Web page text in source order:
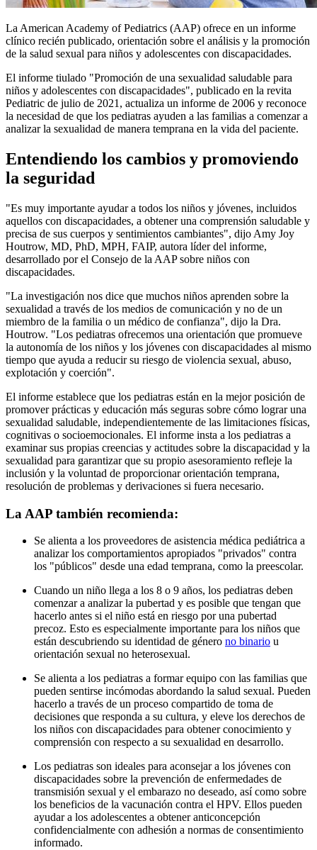
La American Academy of Pediatrics (AAP) ofrece en un informe
clínico recién publicado, orientación sobre el análisis y la promoción
de la salud sexual para niños y adolescentes con discapacidades.
El informe tiulado "Promoción de una sexualidad saludable para
niños y adolescentes con discapacidades", publicado en la revita
Pediatric de julio de 2021, actualiza un informe de 2006 y reconoce
la necesidad de que los pediatras ayuden a las familias a comenzar a
analizar la sexualidad de manera temprana en la vida del paciente.
Entendiendo los cambios y promoviendo
la seguridad
"Es muy importante ayudar a todos los niños y jóvenes, incluidos
aquellos con discapacidades, a obtener una comprensión saludable y
precisa de sus cuerpos y sentimientos cambiantes", dijo Amy Joy
Houtrow, MD, PhD, MPH, FAIP, autora líder del informe,
desarrollado por el Consejo de la AAP sobre niños con
discapacidades.
"La investigación nos dice que muchos niños aprenden sobre la
sexualidad a través de los medios de comunicación y no de un
miembro de la familia o un médico de confianza", dijo la Dra.
Houtrow. "Los pediatras ofrecemos una orientación que promueve
la autonomía de los niños y los jóvenes con discapacidades al mismo
tiempo que ayuda a reducir su riesgo de violencia sexual, abuso,
explotación y coerción".
El informe establece que los pediatras están en la mejor posición de
promover prácticas y educación más seguras sobre cómo lograr una
sexualidad saludable, independientemente de las limitaciones físicas,
cognitivas o socioemocionales. El informe insta a los pediatras a
examinar sus propias creencias y actitudes sobre la discapacidad y la
sexualidad para garantizar que su propio asesoramiento refleje la
inclusión y la voluntad de proporcionar orientación temprana,
resolución de problemas y derivaciones si fuera necesario.
La AAP también recomienda:
Se alienta a los proveedores de asistencia médica pediátrica a
analizar los comportamientos apropiados "privados" contra
los "públicos" desde una edad temprana, como la preescolar.
Cuando un niño llega a los 8 o 9 años, los pediatras deben
comenzar a analizar la pubertad y es posible que tengan que
hacerlo antes si el niño está en riesgo por una pubertad
precoz. Esto es especialmente importante para los niños que
están descubriendo su identidad de género no binario u
orientación sexual no heterosexual.
Se alienta a los pediatras a formar equipo con las familias que
pueden sentirse incómodas abordando la salud sexual. Pueden
hacerlo a través de un proceso compartido de toma de
decisiones que responda a su cultura, y eleve los derechos de
los niños con discapacidades para obtener conocimiento y
comprensión con respecto a su sexualidad en desarrollo.
Los pediatras son ideales para aconsejar a los jóvenes con
discapacidades sobre la prevención de enfermedades de
transmisión sexual y el embarazo no deseado, así como sobre
los beneficios de la vacunación contra el HPV. Ellos pueden
ayudar a los adolescentes a obtener anticoncepción
confidencialmente con adhesión a normas de consentimiento
informado.